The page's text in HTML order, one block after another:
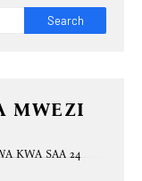
MWEZI
KWA SAA 24